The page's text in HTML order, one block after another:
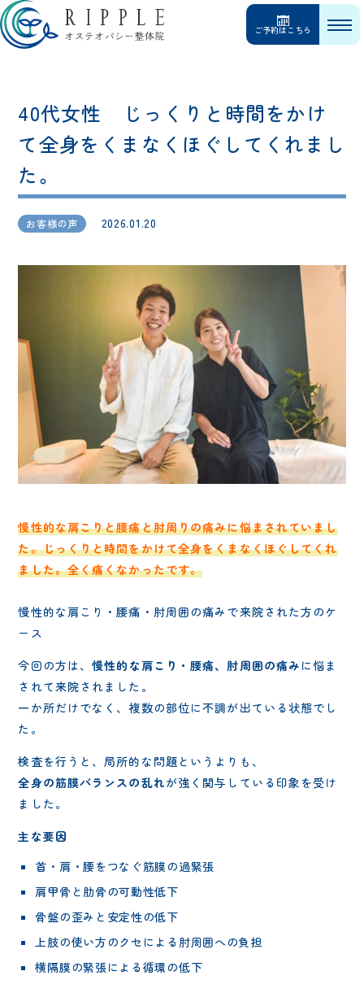
ご予約はこちら
40代女性 じっくりと時間をかけ
て全身をくまなくほぐしてくれまし
た。
お客様の声 2026.01.20
慢性的な肩こりと腰痛と肘周りの痛みに悩まされていまし
た。じっくりと時間をかけて全身をくまなくほぐしてくれ
ました。全く痛くなかったです。
慢性的な肩こり・腰痛・肘周囲の痛みで来院された方のケ
ース
今回の方は、慢性的な肩こり・腰痛、肘周囲の痛み に悩ま
されて来院されました。
一か所だけでなく、複数の部位に不調が出ている状態でし
た。
検査を行うと、局所的な問題というよりも、
全身の筋膜バランスの乱れが強く関与している印象を受け
ました。
主な要因
首・肩・腰をつなぐ筋膜の過緊張
肩甲骨と肋骨の可動性低下
骨盤の歪みと安定性の低下
上肢の使い方のクセによる肘周囲への負担
横隔膜の緊張による循環の低下